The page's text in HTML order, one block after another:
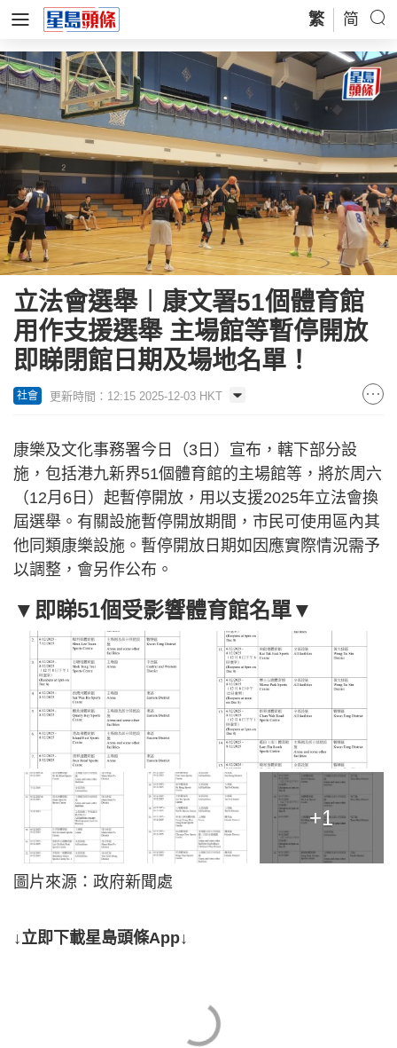
繁 简
立法會選舉︱康文署51個體育館
用作支援選舉 主場館等暫停開放
即睇閉館日期及場地名單！
社會 更新時間：12:15 2025-12-03 HKT
康樂及文化事務署今日（3日）宣布，轄下部分設
施，包括港九新界51個體育館的主場館等，將於周六
（12月6日）起暫停開放，用以支援2025年立法會換
屆選舉。有關設施暫停開放期間，市民可使用區內其
他同類康樂設施。暫停開放日期如因應實際情況需予
以調整，會另作公布。
▼即睇51個受影響體育館名單▼
+1
圖片來源：政府新聞處
↓立即下載星島頭條App↓